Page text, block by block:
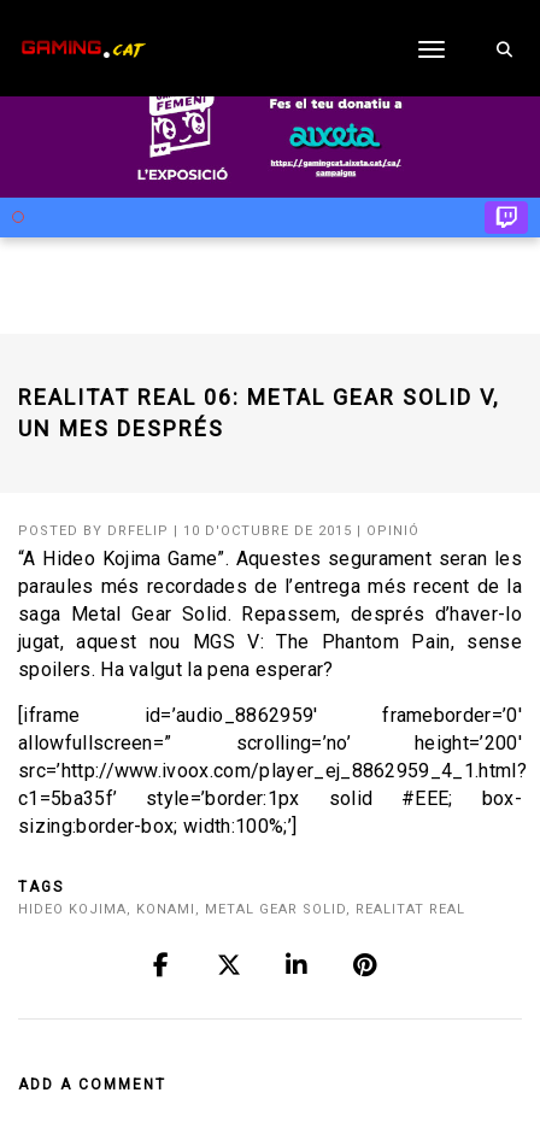
Toggle
REALITAT REAL 06: METAL GEAR SOLID V,
UN MES DESPRÉS
POSTED BY DRFELIP | 10 D'OCTUBRE DE 2015 | OPINIÓ
“A Hideo Kojima Game”. Aquestes segurament seran les
paraules més recordades de l’entrega més recent de la
saga Metal Gear Solid. Repassem, després d’haver-lo
jugat, aquest nou MGS V: The Phantom Pain, sense
spoilers. Ha valgut la pena esperar?
[iframe id=’audio_8862959′ frameborder=’0′
allowfullscreen=” scrolling=’no’ height=’200′
src=’http://www.ivoox.com/player_ej_8862959_4_1.html?
c1=5ba35f’ style=’border:1px solid #EEE; box-
sizing:border-box; width:100%;’]
TAGS
HIDEO KOJIMA, KONAMI , METAL GEAR SOLID, REALITAT REAL
ADD A COMMENT